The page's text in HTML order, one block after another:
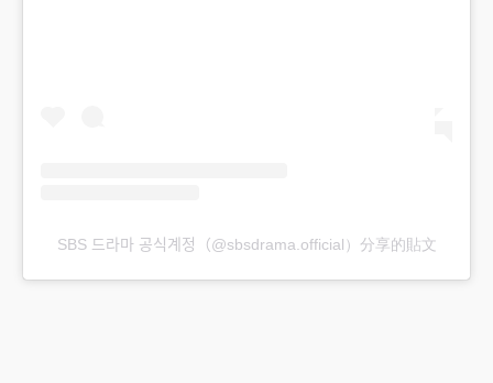
SBS 드라마 공식계정（@sbsdrama.official）分享的貼文